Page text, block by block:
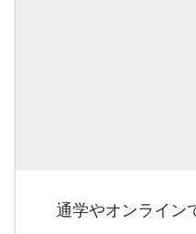
通学やオンライン